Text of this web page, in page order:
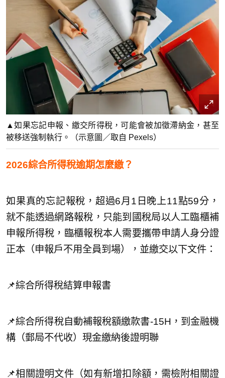
▲如果忘記申報、繳交所得稅，可能會被加徵滯納金，甚至
被移送強制執行。（示意圖／取自 Pexels）
2026綜合所得稅逾期怎麼繳？
如果真的忘記報稅，超過6月1日晚上11點59分，
就不能透過網路報稅，只能到國稅局以人工臨櫃補
申報所得稅，臨櫃報稅本人需要攜帶申請人身分證
正本（申報戶不用全員到場），並繳交以下文件：
📌綜合所得稅結算申報書
📌綜合所得稅自動補報稅額繳款書-15H，到金融機
構（郵局不代收）現金繳納後證明聯
📌相關證明文件（如有新增扣除額，需檢附相關證